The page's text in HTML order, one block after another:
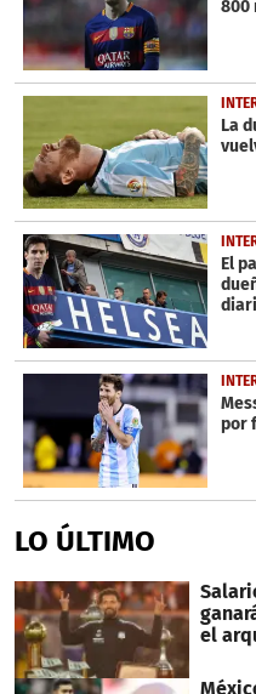
800
La
El
por
LO ÚLTIMO
el